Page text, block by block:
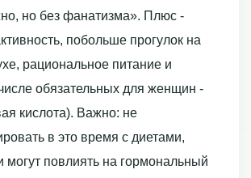
но без фанатизма». Плюс -
побольше прогулок на
рациональное питание и
обязательных для женщин -
кислота). Важно: не
в это время с диетами,
могут повлиять на гормональный